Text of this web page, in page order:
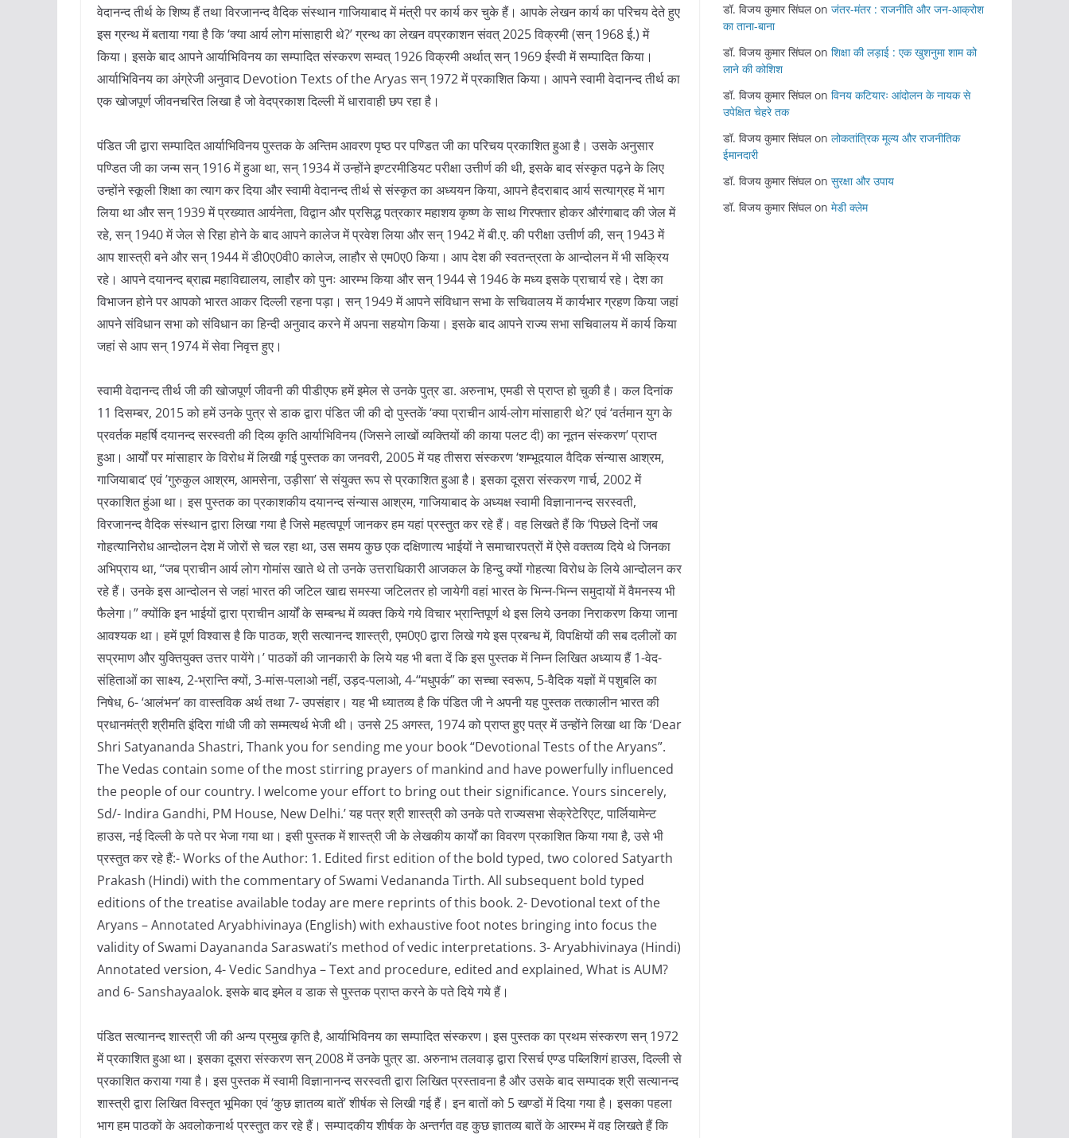
वेदानन्द तीर्थ के शिष्य हैं तथा विरजानन्द वैदिक संस्थान गाजियाबाद में मंत्री पर कार्य कर चुके हैं। आपके लेखन कार्य का परिचय देते हुए
इस ग्रन्थ में बताया गया है कि ‘क्या आर्य लोग मांसाहारी थे?’ ग्रन्थ का लेखन वप्रकाशन संवत् 2025 विक्रमी (सन् 1968 ई.) में
किया। इसके बाद आपने आर्याभिविनय का सम्पादित संस्करण सम्वत् 1926 विक्रमी अर्थात् सन् 1969 ईस्वी में सम्पादित किया।
आर्याभिविनय का अंग्रेजी अनुवाद Devotion Texts of the Aryas सन् 1972 में प्रकाशित किया। आपने स्वामी वेदानन्द तीर्थ का
एक खोजपूर्ण जीवनचरित लिखा है जो वेदप्रकाश दिल्ली में धारावाही छप रहा है।
पंडित जी द्वारा सम्पादित आर्याभिविनय पुस्तक के अन्तिम आवरण पृष्ठ पर पण्डित जी का परिचय प्रकाशित हुआ है। उसके अनुसार
पण्डित जी का जन्म सन् 1916 में हुआ था, सन् 1934 में उन्होंने इण्टरमीडियट परीक्षा उत्तीर्ण की थी, इसके बाद संस्कृत पढ़ने के लिए
उन्होंने स्कूली शिक्षा का त्याग कर दिया और स्वामी वेदानन्द तीर्थ से संस्कृत का अध्ययन किया, आपने हैदराबाद आर्य सत्याग्रह में भाग
लिया था और सन् 1939 में प्रख्यात आर्यनेता, विद्वान और प्रसिद्ध पत्रकार महाशय कृष्ण के साथ गिरफ्तार होकर औरंगाबाद की जेल में
रहे, सन् 1940 में जेल से रिहा होने के बाद आपने कालेज में प्रवेश लिया और सन् 1942 में बी.ए. की परीक्षा उत्तीर्ण की, सन् 1943 में
आप शास्त्री बने और सन् 1944 में डी0ए0वी0 कालेज, लाहौर से एम0ए0 किया। आप देश की स्वतन्त्रता के आन्दोलन में भी सक्रिय
रहे। आपने दयानन्द ब्राह्म महाविद्यालय, लाहौर को पुनः आरम्भ किया और सन् 1944 से 1946 के मध्य इसके प्राचार्य रहे। देश का
विभाजन होने पर आपको भारत आकर दिल्ली रहना पड़ा। सन् 1949 में आपने संविधान सभा के सचिवालय में कार्यभार ग्रहण किया जहां
आपने संविधान सभा को संविधान का हिन्दी अनुवाद करने में अपना सहयोग किया। इसके बाद आपने राज्य सभा सचिवालय में कार्य किया
जहां से आप सन् 1974 में सेवा निवृत्त हुए।
स्वामी वेदानन्द तीर्थ जी की खोजपूर्ण जीवनी की पीडीएफ हमें इमेल से उनके पुत्र डा. अरुनाभ, एमडी से प्राप्त हो चुकी है। कल दिनांक
11 दिसम्बर, 2015 को हमें उनके पुत्र से डाक द्वारा पंडित जी की दो पुस्तकें ‘क्या प्राचीन आर्य-लोग मांसाहारी थे?‘ एवं ‘वर्तमान युग के
प्रवर्तक महर्षि दयानन्द सरस्वती की दिव्य कृति आर्याभिविनय (जिसने लाखों व्यक्तियों की काया पलट दी) का नूतन संस्करण’ प्राप्त
हुआ। आर्यों पर मांसाहार के विरोध में लिखी गई पुस्तक का जनवरी, 2005 में यह तीसरा संस्करण ‘शम्भूदयाल वैदिक संन्यास आश्रम,
गाजियाबाद’ एवं ’गुरुकुल आश्रम, आमसेना, उड़ीसा’ से संयुक्त रूप से प्रकाशित हुआ है। इसका दूसरा संस्करण गार्च, 2002 में
प्रकाशित हुंआ था। इस पुस्तक का प्रकाशकीय दयानन्द संन्यास आश्रम, गाजियाबाद के अध्यक्ष स्वामी विज्ञानानन्द सरस्वती,
विरजानन्द वैदिक संस्थान द्वारा लिखा गया है जिसे महत्वपूर्ण जानकर हम यहां प्रस्तुत कर रहे हैं। वह लिखते हैं कि ‘पिछले दिनों जब
गोहत्यानिरोध आन्दोलन देश में जोरों से चल रहा था, उस समय कुछ एक दक्षिणात्य भाईयों ने समाचारपत्रों में ऐसे वक्तव्य दिये थे जिनका
अभिप्राय था, ‘‘जब प्राचीन आर्य लोग गोमांस खाते थे तो उनके उत्तराधिकारी आजकल के हिन्दु क्यों गोहत्या विरोध के लिये आन्दोलन कर
रहे हैं। उनके इस आन्दोलन से जहां भारत की जटिल खाद्य समस्या जटिलतर हो जायेगी वहां भारत के भिन्न-भिन्न समुदायों में वैमनस्य भी
फैलेगा।” क्योंकि इन भाईयों द्वारा प्राचीन आर्यों के सम्बन्ध में व्यक्त किये गये विचार भ्रान्तिपूर्ण थे इस लिये उनका निराकरण किया जाना
आवश्यक था। हमें पूर्ण विश्वास है कि पाठक, श्री सत्यानन्द शास्त्री, एम0ए0 द्वारा लिखे गये इस प्रबन्ध में, विपक्षियों की सब दलीलों का
सप्रमाण और युक्तियुक्त उत्तर पायेंगे।’ पाठकों की जानकारी के लिये यह भी बता दें कि इस पुस्तक में निम्न लिखित अध्याय हैं 1-वेद-
संहिताओं का साक्ष्य, 2-भ्रान्ति क्यों, 3-मांस-पलाओ नहीं, उड़द-पलाओ, 4-‘‘मधुपर्क” का सच्चा स्वरूप, 5-वैदिक यज्ञों में पशुबलि का
निषेध, 6- ‘आलंभन’ का वास्तविक अर्थ तथा 7- उपसंहार। यह भी ध्यातव्य है कि पंडित जी ने अपनी यह पुस्तक तत्कालीन भारत की
प्रधानमंत्री श्रीमति इंदिरा गांधी जी को सम्मत्यर्थ भेजी थी। उनसे 25 अगस्त, 1974 को प्राप्त हुए पत्र में उन्होंने लिखा था कि ‘Dear
Shri Satyananda Shastri, Thank you for sending me your book “Devotional Tests of the Aryans”.
The Vedas contain some of the most stirring prayers of mankind and have powerfully influenced
the people of our country. I welcome your effort to bring out their significance. Yours sincerely,
Sd/- Indira Gandhi, PM House, New Delhi.’ यह पत्र श्री शास्त्री को उनके पते राज्यसभा सेक्रेटेरिएट, पार्लियामेन्ट
हाउस, नई दिल्ली के पते पर भेजा गया था। इसी पुस्तक में शास्त्री जी के लेखकीय कार्यों का विवरण प्रकाशित किया गया है, उसे भी
प्रस्तुत कर रहे हैं:- Works of the Author: 1. Edited first edition of the bold typed, two colored Satyarth
Prakash (Hindi) with the commentary of Swami Vedananda Tirth. All subsequent bold typed
editions of the treatise available today are mere reprints of this book. 2- Devotional text of the
Aryans – Annotated Aryabhivinaya (English) with exhaustive foot notes bringing into focus the
validity of Swami Dayananda Saraswati’s method of vedic interpretations. 3- Aryabhivinaya (Hindi)
Annotated version, 4- Vedic Sandhya – Text and procedure, edited and explained, What is AUM?
and 6- Sanshayaalok. इसके बाद इमेल व डाक से पुस्तक प्राप्त करने के पते दिये गये हैं।
पंडित सत्यानन्द शास्त्री जी की अन्य प्रमुख कृति है, आर्याभिविनय का सम्पादित संस्करण। इस पुस्तक का प्रथम संस्करण सन् 1972
में प्रकाशित हुआ था। इसका दूसरा संस्करण सन् 2008 में उनके पुत्र डा. अरुनाभ तलवाड़ द्वारा रिसर्च एण्ड पब्लिशिगं हाउस, दिल्ली से
प्रकाशित कराया गया है। इस पुस्तक में स्वामी विज्ञानानन्द सरस्वती द्वारा लिखित प्रस्तावना है और उसके बाद सम्पादक श्री सत्यानन्द
शास्त्री द्वारा लिखित विस्तृत भूमिका एवं ‘कुछ ज्ञातव्य बातें’ शीर्षक से लिखी गई हैं। इन बातों को 5 खण्डों में दिया गया है। इसका पहला
भाग हम पाठकों के अवलोकनार्थ प्रस्तुत कर रहे हैं। सम्पादकीय शीर्षक के अन्तर्गत वह कुछ ज्ञातव्य बातें के आरम्भ में वह लिखते हैं कि
डॉ. विजय कुमार सिंघलon जंतर-मंतर : राजनीति और जन-आक्रोश
का ताना-बाना
डॉ. विजय कुमार सिंघलon शिक्षा की लड़ाई : एक खुशनुमा शाम को
लाने की कोशिश
डॉ. विजय कुमार सिंघलon विनय कटियारः आंदोलन के नायक से
उपेक्षित चेहरे तक
डॉ. विजय कुमार सिंघलon लोकतांत्रिक मूल्य और राजनीतिक
ईमानदारी
डॉ. विजय कुमार सिंघलon सुरक्षा और उपाय
डॉ. विजय कुमार सिंघलon मेडी क्लेम